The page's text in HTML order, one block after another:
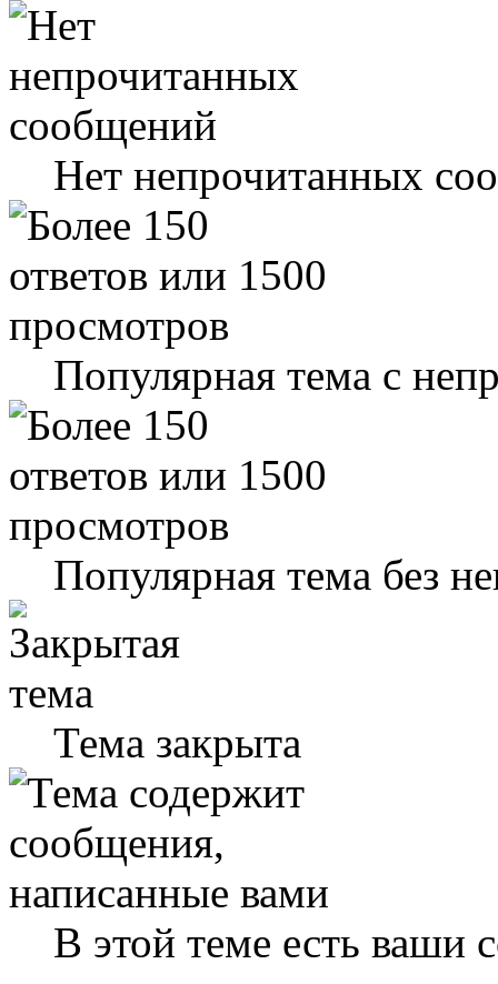
Нет непрочитанных
Популярная тема с
Популярная тема без
Тема закрыта
В этой теме есть ваши